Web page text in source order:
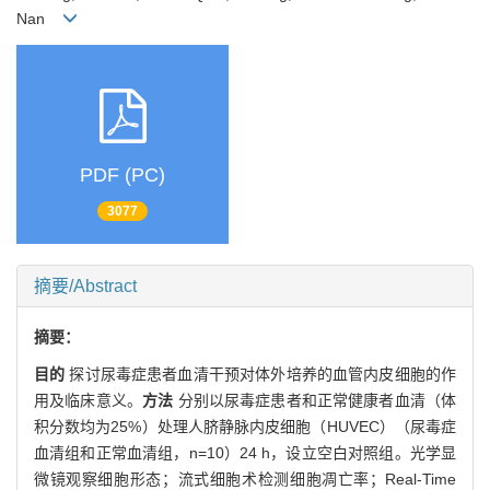
Nan
PDF (PC)
3077
摘要/Abstract
摘要：
目的探讨尿毒症患者血清干预对体外培养的血管内皮细胞的作
用及临床意义。 方法 分别以尿毒症患者和正常健康者血清（体
积分数均为25%）处理人脐静脉内皮细胞（HUVEC）（尿毒症
血清组和正常血清组，n=10）24 h，设立空白对照组。光学显
微镜观察细胞形态；流式细胞术检测细胞凋亡率；Real-Time